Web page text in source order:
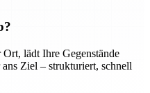
lädt Ihre Gegenstände
Ziel – strukturiert, schnell